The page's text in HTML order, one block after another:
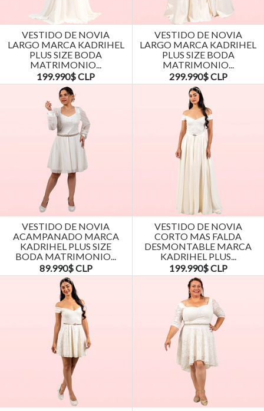
VESTIDO DE NOVIA
LARGO MARCA KADRIHEL
PLUS SIZE BODA
MATRIMONIO...
199.990$ CLP
VESTIDO DE NOVIA
LARGO MARCA KADRIHEL
PLUS SIZE BODA
MATRIMONIO...
299.990$ CLP
VESTIDO DE NOVIA
ACAMPANADO MARCA
KADRIHEL PLUS SIZE
BODA MATRIMONIO...
89.990$ CLP
VESTIDO DE NOVIA
CORTO MAS FALDA
DESMONTABLE MARCA
KADRIHEL PLUS...
199.990$ CLP